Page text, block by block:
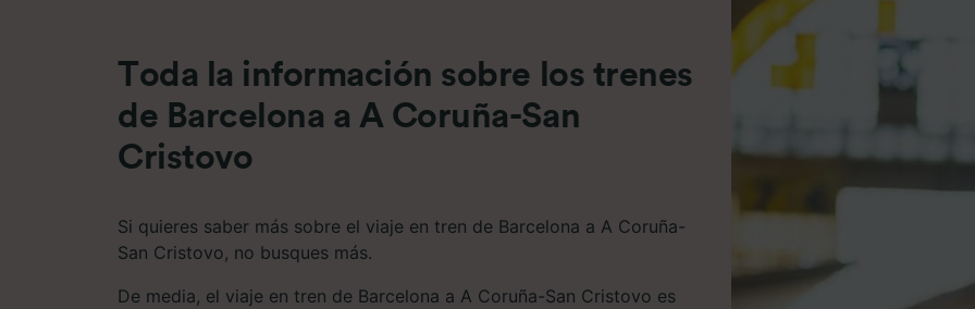
Toda la información sobre los trenes
de Barcelona a A Coruña-San
Cristovo
Si quieres saber más sobre el viaje en tren de Barcelona a A Coruña-
San Cristovo, no busques más.
De media, el viaje en tren de Barcelona a A Coruña-San Cristovo es